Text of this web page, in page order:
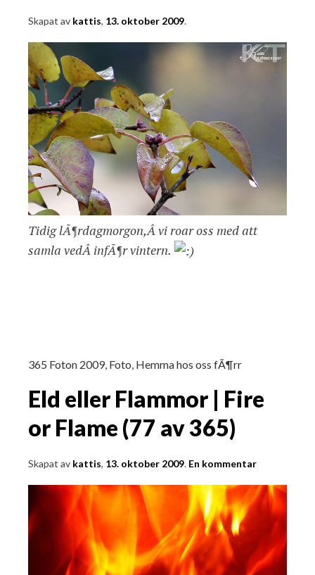
Skapat av kattis, 13. oktober 2009.
Tidig lÃ¶rdagmorgon,Â vi roar oss med att
samla vedÂ infÃ¶r vintern.
365 Foton 2009, Foto, Hemma hos oss fÃ¶rr
Eld eller Flammor | Fire
or Flame (77 av 365)
Skapat av kattis, 13. oktober 2009. En kommentar